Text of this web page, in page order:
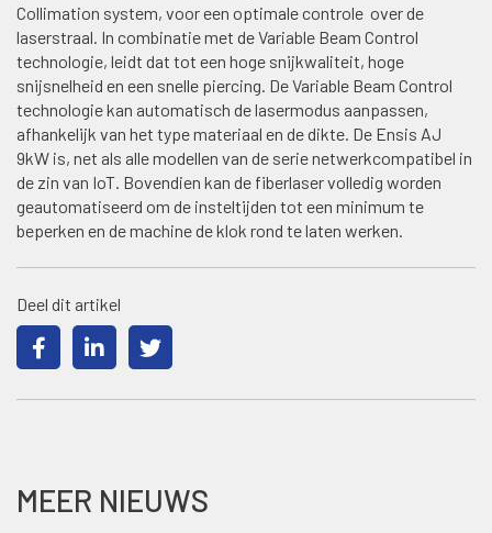
Collimation system, voor een optimale controle over de
laserstraal. In combinatie met de Variable Beam Control
technologie, leidt dat tot een hoge snijkwaliteit, hoge
snijsnelheid en een snelle piercing. De Variable Beam Control
technologie kan automatisch de lasermodus aanpassen,
afhankelijk van het type materiaal en de dikte. De Ensis AJ
9kW is, net als alle modellen van de serie netwerkcompatibel in
de zin van IoT. Bovendien kan de fiberlaser volledig worden
geautomatiseerd om de insteltijden tot een minimum te
beperken en de machine de klok rond te laten werken.
Deel dit artikel
MEER NIEUWS